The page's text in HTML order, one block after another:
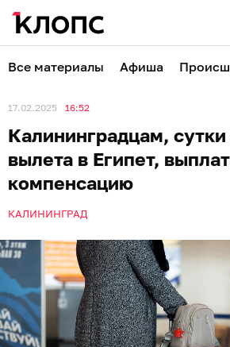
Все материалы Афиша
17.02.2025 16:52
Калининградцам,
вылета в Египет,
компенсацию
КАЛИНИНГРАД